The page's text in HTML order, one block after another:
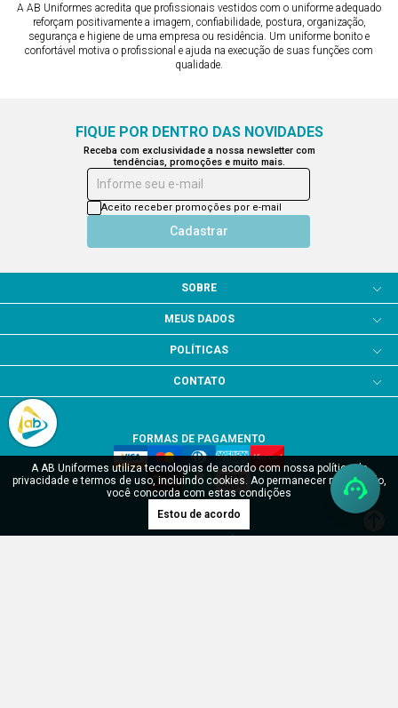
A AB Uniformes acredita que profissionais vestidos com o uniforme adequado
reforçam positivamente a imagem, confiabilidade, postura, organização,
segurança e higiene de uma empresa ou residência. Um uniforme bonito e
confortável motiva o profissional e ajuda na execução de suas funções com
qualidade.
FIQUE POR DENTRO DAS NOVIDADES
Receba com exclusividade a nossa newsletter com
tendências, promoções e muito mais.
Informe seu e-mail
Cadastrar
Aceito receber promoções por e-mail
SOBRE
MEUS DADOS
POLÍTICAS
CONTATO
FORMAS DE PAGAMENTO
A AB Uniformes utiliza tecnologias de acordo com nossa política de
privacidade e termos de uso, incluindo cookies. Ao permanecer navegando,
você concorda com estas condições
Estou de acordo